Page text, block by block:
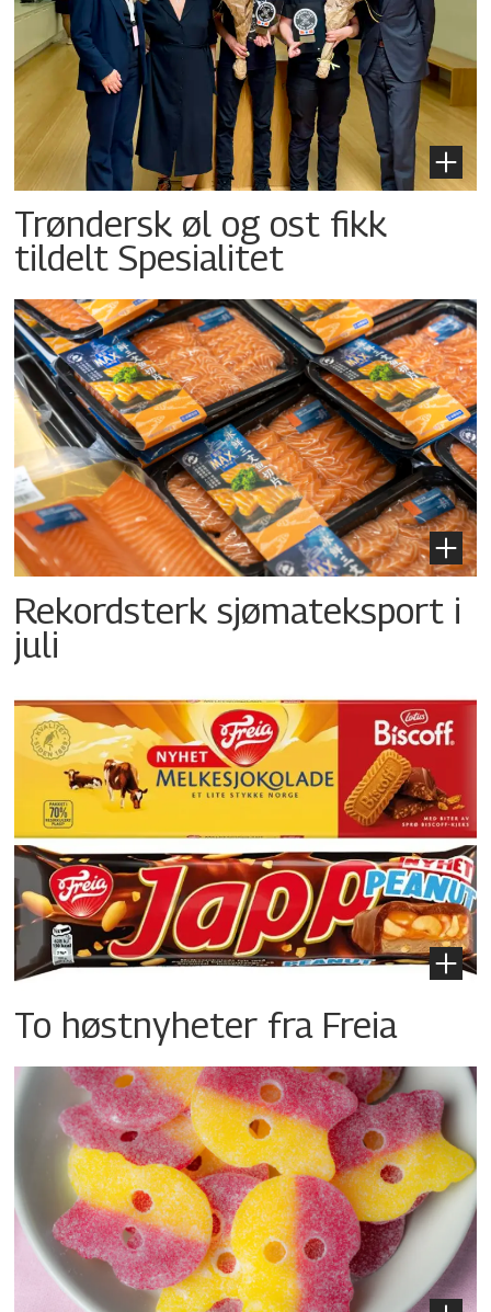
Trøndersk øl og ost fikk
tildelt Spesialitet
Rekordsterk sjømateksport i
juli
To høstnyheter fra Freia